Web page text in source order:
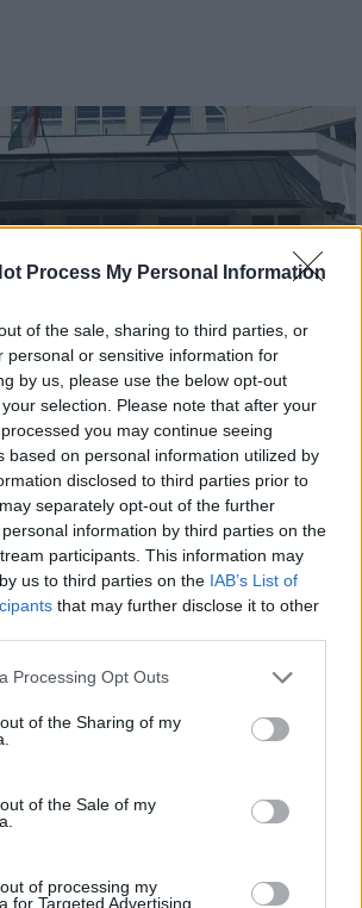
Process My Personal Information
of the sale, sharing to third parties, or
personal or sensitive information for
by us, please use the below opt-out
selection. Please note that after your
you may continue seeing
based on personal information utilized by
disclosed to third parties prior to
separately opt-out of the further
information by third parties on the
participants. This information may
us to third parties on the IAB’s List of
that may further disclose it to other
website/app uses one or more Google
visit or usage behaviour. You may click to
to Google and its third-party tags to
specified purposes in below Google
Processing Opt Outs
of the Sharing of my
of the Sale of my
of processing my
for Targeted Advertising.
szerep hárul a szúnyoginvázió